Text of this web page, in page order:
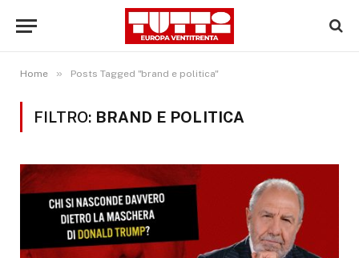
Home » Posts Tagged "brand e politica"
FILTRO: BRAND E POLITICA